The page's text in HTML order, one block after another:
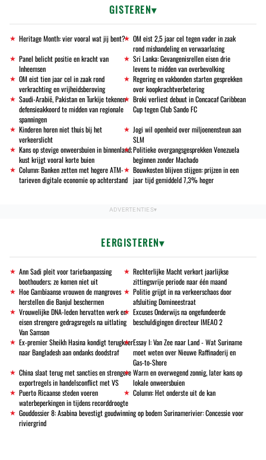
GISTEREN
Heritage Month: vier vooral wat jij bent?
OM eist 2,5 jaar cel tegen vader in zaak
rond mishandeling en verwaarlozing
Panel belicht positie en kracht van
Inheemsen
Sri Lanka: Gevangenisrellen eisen drie
levens te midden van overbevolking
OM eist tien jaar cel in zaak rond
verkrachting en vrijheidsberoving
Regering en vakbonden starten gesprekken
over koopkrachtverbetering
Saudi-Arabië, Pakistan en Turkije tekenen
defensieakkoord te midden van regionale
spanningen
Broki verliest debuut in Concacaf Caribbean
Cup tegen Club Sando FC
Kinderen horen niet thuis bij het
verkeerslicht
Jogi wil openheid over miljoenensteun aan
SLM
Kans op stevige onweersbuien in binnenland;
kust krijgt vooral korte buien
Politieke overgangsgesprekken Venezuela
beginnen zonder Machado
Column: Banken zetten met hogere ATM-
tarieven digitale economie op achterstand
Bouwkosten blijven stijgen: prijzen in een
jaar tijd gemiddeld 7,3% hoger
EERGISTEREN
Ann Sadi pleit voor tariefaanpassing
boothouders; ze komen niet uit
Rechterlijke Macht verkort jaarlijkse
zittingsvrije periode naar één maand
Hoe Gambiaanse vrouwen de mangroves
herstellen die Banjul beschermen
Politie grijpt in na verkeerschaos door
afsluiting Domineestraat
Vrouwelijke DNA-leden hervatten werk en
eisen strengere gedragsregels na uitlating
Van Samson
Excuses Onderwijs na ongefundeerde
beschuldigingen directeur IMEAO 2
Ex-premier Sheikh Hasina kondigt terugkeer
naar Bangladesh aan ondanks doodstraf
Essay I: Van Zee naar Land - Wat Suriname
moet weten over Nieuwe Raffinaderij en
Gas-to-Shore
China slaat terug met sancties en strengere
exportregels in handelsconflict met VS
Warm en overwegend zonnig, later kans op
lokale onweersbuien
Puerto Ricaanse steden voeren
waterbeperkingen in tijdens recorddroogte
Column: Het onderste uit de kan
Gouddossier 8: Asabina bevestigt goudwinning op bodem Surinamerivier: Concessie voor
riviergrind